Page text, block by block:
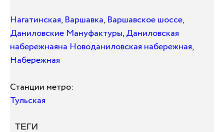
Нагатинская,Варшавка,Варшавское шоссе,
Даниловские Мануфактуры,Даниловская
набережнаяна Новоданиловская набережная,
Набережная
Станции метро:
Тульская
ТЕГИ